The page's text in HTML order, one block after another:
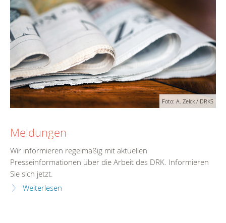
Foto: A. Zelck / DRKS
Meldungen
Wir informieren regelmäßig mit aktuellen
Presseinformationen über die Arbeit des DRK. Informieren
Sie sich jetzt.
Weiterlesen